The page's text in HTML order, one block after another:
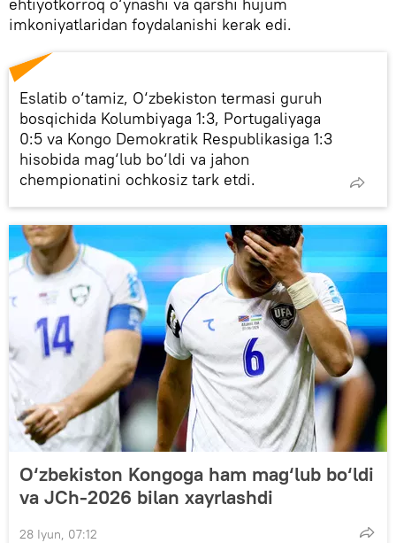
imkoniyatlaridan foydalanishi kerak edi.
Eslatib o‘tamiz, O‘zbekiston termasi guruh
bosqichida Kolumbiyaga 1:3, Portugaliyaga
0:5 va Kongo Demokratik Respublikasiga 1:3
hisobida mag‘lub bo‘ldi va jahon
chempionatini ochkosiz tark etdi.
O‘zbekiston Kongoga ham mag‘lub bo‘ldi
va JCh-2026 bilan xayrlashdi
28 Iyun, 07:12